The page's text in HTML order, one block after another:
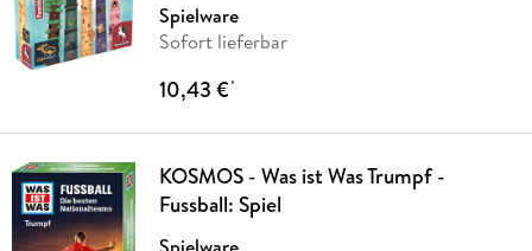
Spielware
Sofort lieferbar
10,43 €*
KOSMOS - Was ist Was Trumpf -
Fussball: Spiel